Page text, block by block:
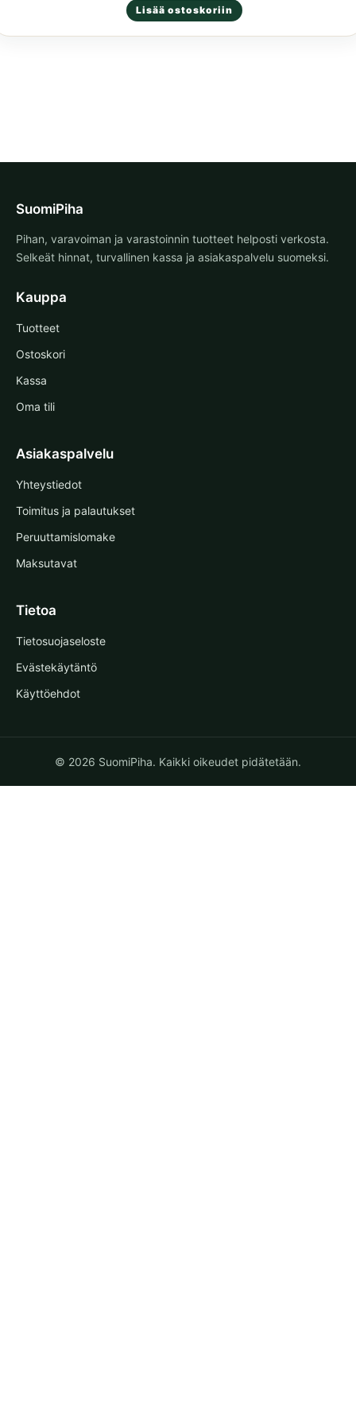
tuotteesta:
Lisää ostoskoriin
SuomiPiha
Pihan, varavoiman ja varastoinnin tuotteet helposti verkosta.
Selkeät hinnat, turvallinen kassa ja asiakaspalvelu suomeksi.
Kauppa
Tuotteet
Ostoskori
Kassa
Oma tili
Asiakaspalvelu
Yhteystiedot
Toimitus ja palautukset
Peruuttamislomake
Maksutavat
Tietoa
Tietosuojaseloste
Evästekäytäntö
Käyttöehdot
© 2026 SuomiPiha. Kaikki oikeudet pidätetään.